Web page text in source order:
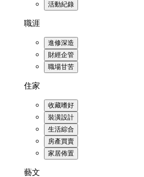
活動紀錄
職涯
進修深造
財經企管
職場甘苦
住家
收藏嗜好
裝潢設計
生活綜合
房產買賣
家居佈置
藝文